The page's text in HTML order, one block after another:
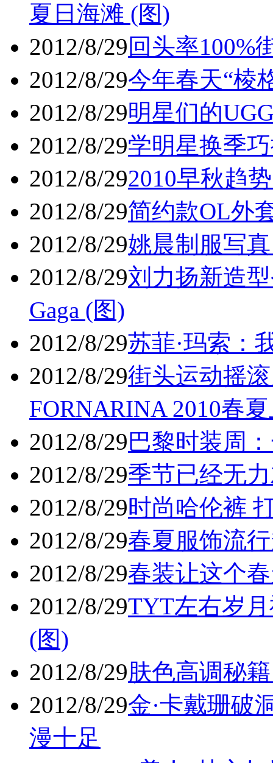
夏日海滩 (图)
2012/8/29回头率100%
2012/8/29今年春天“棱
2012/8/29明星们的
2012/8/29学明星换季
2012/8/292010早秋趋
2012/8/29简约款OL外
2012/8/29姚晨制服写
2012/8/29刘力扬新造
Gaga (图)
2012/8/29苏菲·玛索：
2012/8/29街头运动摇
FORNARINA 2010春
2012/8/29巴黎时装周
2012/8/29季节已经无
2012/8/29时尚哈伦裤
2012/8/29春夏服饰流
2012/8/29春装让这个
2012/8/29TYT左右岁
(图)
2012/8/29肤色高调秘
2012/8/29金·卡戴珊破
漫十足